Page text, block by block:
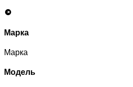
Марка
Марка
Модель